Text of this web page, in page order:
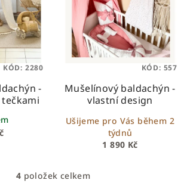
-
KÓD: 2280
Mušelínový baldachýn -
vlastní design
1 890 Kč
Ušijeme pro Vás během 2
týdnů
KÓD: 557
4 položek celkem